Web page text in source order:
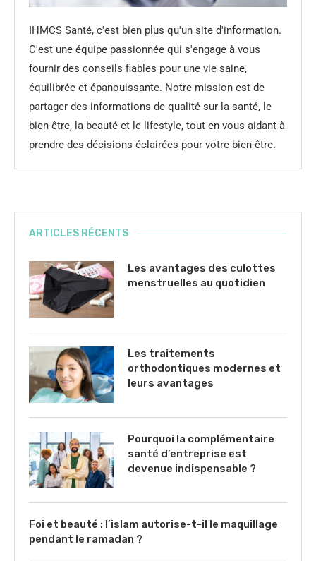
IHMCS Santé, c'est bien plus qu'un site d'information.
C'est une équipe passionnée qui s'engage à vous
fournir des conseils fiables pour une vie saine,
équilibrée et épanouissante. Notre mission est de
partager des informations de qualité sur la santé, le
bien-être, la beauté et le lifestyle, tout en vous aidant à
prendre des décisions éclairées pour votre bien-être.
ARTICLES RÉCENTS
Les avantages des culottes
menstruelles au quotidien
Les traitements
orthodontiques modernes et
leurs avantages
Pourquoi la complémentaire
santé d’entreprise est
devenue indispensable ?
Foi et beauté : l’islam autorise-t-il le maquillage
pendant le ramadan ?